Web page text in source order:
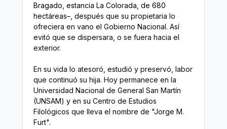
Bragado, estancia La Colorada, de 680
hectáreas– , después que su propietaria lo
ofreciera en vano el Gobierno Nacional. Así
evitó que se dispersara, o se fuera hacia el
exterior.
En su vida lo atesoró, estudió y preservó, labor
que continuó su hija. Hoy permanece en la
Universidad Nacional de General San Martín
(UNSAM) y en su Centro de Estudios
Filológicos que lleva el nombre de "Jorge M.
Furt".